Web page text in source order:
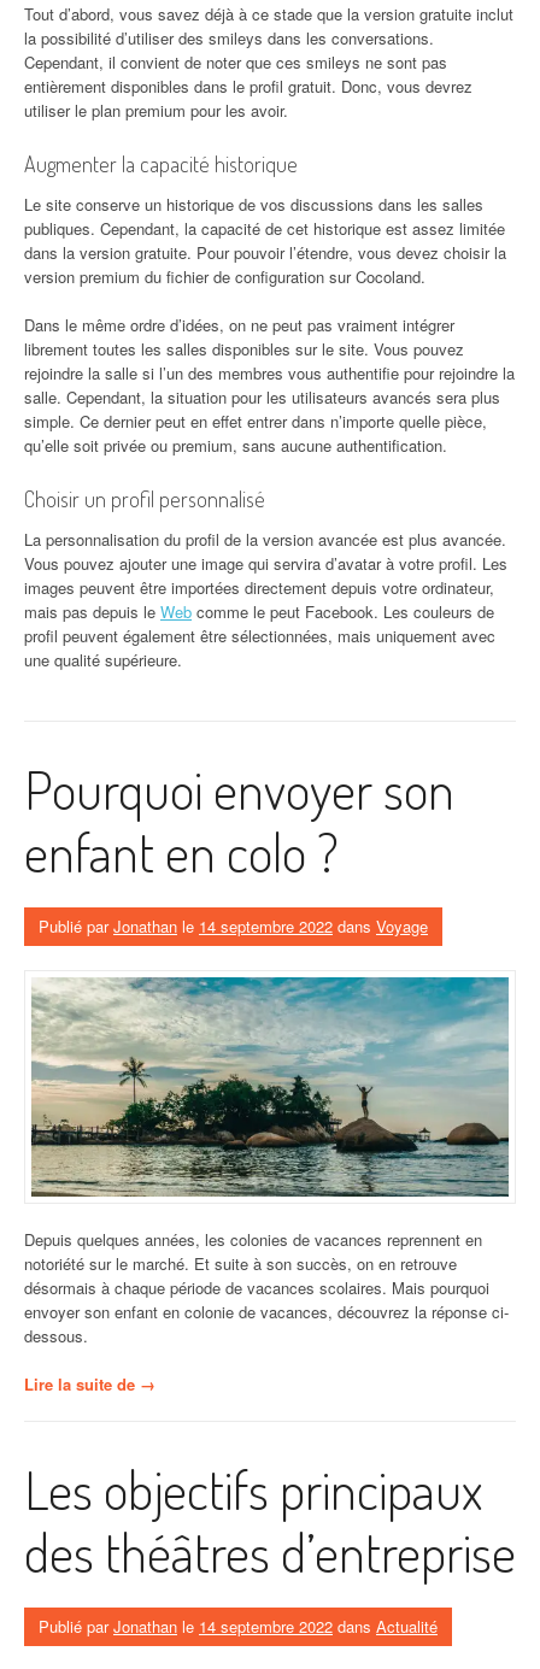
Tout d’abord, vous savez déjà à ce stade que la version gratuite inclut
la possibilité d’utiliser des smileys dans les conversations.
Cependant, il convient de noter que ces smileys ne sont pas
entièrement disponibles dans le profil gratuit. Donc, vous devrez
utiliser le plan premium pour les avoir.
Augmenter la capacité historique
Le site conserve un historique de vos discussions dans les salles
publiques. Cependant, la capacité de cet historique est assez limitée
dans la version gratuite. Pour pouvoir l’étendre, vous devez choisir la
version premium du fichier de configuration sur Cocoland.
Dans le même ordre d’idées, on ne peut pas vraiment intégrer
librement toutes les salles disponibles sur le site. Vous pouvez
rejoindre la salle si l’un des membres vous authentifie pour rejoindre la
salle. Cependant, la situation pour les utilisateurs avancés sera plus
simple. Ce dernier peut en effet entrer dans n’importe quelle pièce,
qu’elle soit privée ou premium, sans aucune authentification.
Choisir un profil personnalisé
La personnalisation du profil de la version avancée est plus avancée.
Vous pouvez ajouter une image qui servira d’avatar à votre profil. Les
images peuvent être importées directement depuis votre ordinateur,
mais pas depuis le Web comme le peut Facebook. Les couleurs de
profil peuvent également être sélectionnées, mais uniquement avec
une qualité supérieure.
Pourquoi envoyer son
enfant en colo ?
Publié parJonathan le 14 septembre 2022 dans Voyage
Depuis quelques années, les colonies de vacances reprennent en
notoriété sur le marché. Et suite à son succès, on en retrouve
désormais à chaque période de vacances scolaires. Mais pourquoi
envoyer son enfant en colonie de vacances, découvrez la réponse ci-
dessous.
Lire la suite de « Pourquoi
en
colo
? »
→
Les objectifs principaux
des théâtres d’entreprise
Publié parJonathan le 14 septembre 2022 dans Actualité